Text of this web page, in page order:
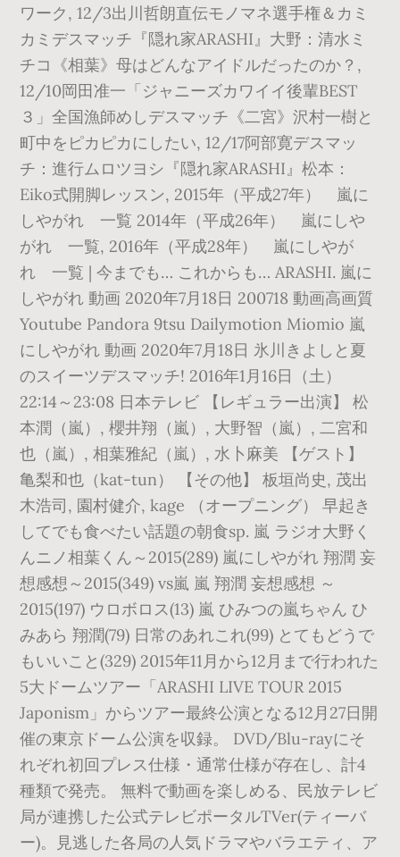
ワーク, 12/3出川哲朗直伝モノマネ選手権＆カミ
カミデスマッチ『隠れ家ARASHI』大野：清水ミ
チコ《相葉》母はどんなアイドルだったのか？,
12/10岡田准一「ジャニーズカワイイ後輩BEST
３」全国漁師めしデスマッチ《二宮》沢村一樹と
町中をピカピカにしたい, 12/17阿部寛デスマッ
チ：進行ムロツヨシ『隠れ家ARASHI』松本：
Eiko式開脚レッスン, 2015年（平成27年） 嵐に
しやがれ 一覧 2014年（平成26年） 嵐にしや
がれ 一覧, 2016年（平成28年） 嵐にしやが
れ 一覧 | 今までも… これからも… ARASHI. 嵐に
しやがれ 動画 2020年7月18日 200718 動画高画質
Youtube Pandora 9tsu Dailymotion Miomio 嵐
にしやがれ 動画 2020年7月18日 氷川きよしと夏
のスイーツデスマッチ! 2016年1月16日（土）
22:14～23:08 日本テレビ 【レギュラー出演】 松
本潤（嵐）, 櫻井翔（嵐）, 大野智（嵐）, 二宮和
也（嵐）, 相葉雅紀（嵐）, 水卜麻美 【ゲスト】
亀梨和也（kat-tun） 【その他】 板垣尚史, 茂出
木浩司, 園村健介, kage （オープニング） 早起き
してでも食べたい話題の朝食sp. 嵐 ラジオ大野く
んニノ相葉くん～2015(289) 嵐にしやがれ 翔潤 妄
想感想～2015(349) vs嵐 嵐 翔潤 妄想感想 ～
2015(197) ウロボロス(13) 嵐 ひみつの嵐ちゃん ひ
みあら 翔潤(79) 日常のあれこれ(99) とてもどうで
もいいこと(329) 2015年11月から12月まで行われた
5大ドームツアー「ARASHI LIVE TOUR 2015
Japonism」からツアー最終公演となる12月27日開
催の東京ドーム公演を収録。 DVD/Blu-rayにそ
れぞれ初回プレス仕様・通常仕様が存在し、計4
種類で発売。 無料で動画を楽しめる、民放テレビ
局が連携した公式テレビポータルTVer(ティーバ
ー)。見逃した各局の人気ドラマやバラエティ、ア